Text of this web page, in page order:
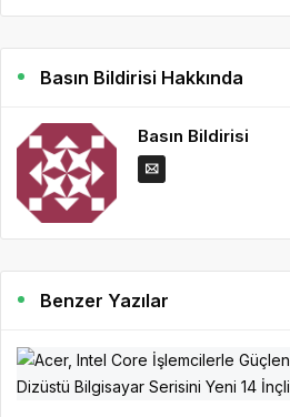
Basın Bildirisi Hakkında
Basın Bildirisi
Benzer Yazılar